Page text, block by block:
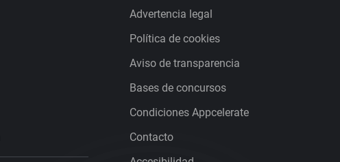
Advertencia legal
Política de cookies
Aviso de transparencia
Bases de concursos
Condiciones Appcelerate
Contacto